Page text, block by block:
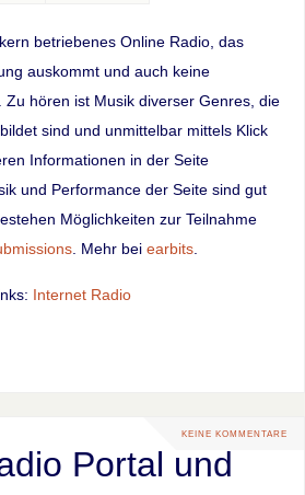
betriebenes Online Radio, das
auskommt und auch keine
Zu hören ist Musik diverser Genres, die
sind und unmittelbar mittels Klick
Informationen in der Seite
und Performance der Seite sind gut
Möglichkeiten zur Teilnahme
. Mehr bei earbits.
Internet Radio
KEINE KOMMENTARE
Portal und